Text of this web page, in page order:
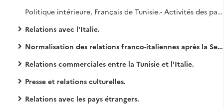
Politique intérieure, Français de Tunisie.- Activités des partis politiques (fédérations de Tunisie) : Parti Socialiste SFIO, Parti Radical et Radical-Socialiste ; associations et comités d'action franco-tunisienne, Rassemblement français [1] (juin 1950-mars 1955). Question de l'élection des Conseillers de la République représentant les Français de Tunisie [2] : protestations, organisation de l'élection du 18 mai 1952, dépouillement des votes (avril 1951-décembre 1952). Élections à la Délégation des Français de Tunisie et à l'Assemblée Tunisienne [3] : modalités du scrutin (avril-septembre 1954).
Relations avec l'Italie.
Normalisation des relations franco-italiennes après la Seconde Guerre mondiale.
Relations commerciales entre la Tunisie et l'Italie.
Presse et relations culturelles.
Relations avec les pays étrangers.